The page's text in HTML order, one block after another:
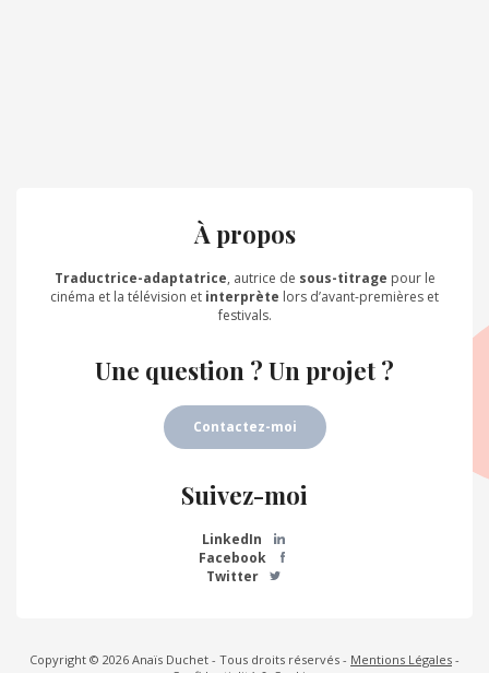
À propos
Traductrice-adaptatrice, autrice de sous-titrage pour le
cinéma et la télévision et interprète lors d’avant-premières et
festivals.
Une question ? Un projet ?
Contactez-moi
Suivez-moi
LinkedIn
Facebook
Twitter
Copyright © 2026 Anaïs Duchet - Tous droits réservés - Mentions Légales -